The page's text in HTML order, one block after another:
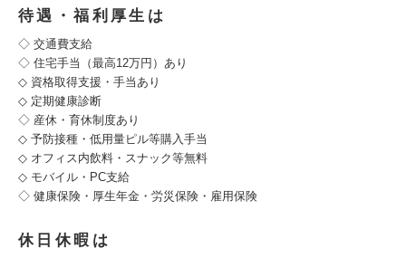
待遇・福利厚生は
◇ 交通費支給
◇ 住宅手当（最高12万円）あり
◇ 資格取得支援・手当あり
◇ 定期健康診断
◇ 産休・育休制度あり
◇ 予防接種・低用量ピル等購入手当
◇ オフィス内飲料・スナック等無料
◇ モバイル・PC支給
◇ 健康保険・厚生年金・労災保険・雇用保険
休日休暇は